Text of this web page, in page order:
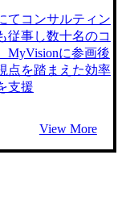
てコンサルティン
従事し数十名のコ
MyVisionに参画後
点を踏まえた効率
支援
View More